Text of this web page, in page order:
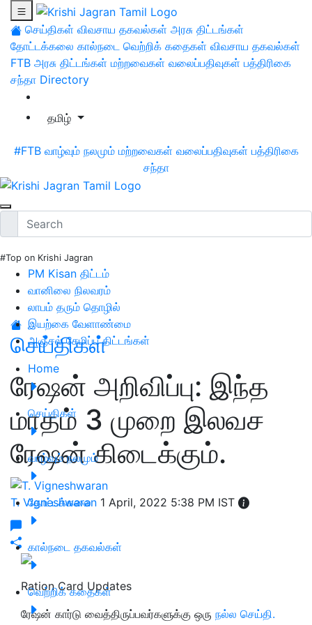
செய்திகள் விவசாய தகவல்கள் அரசு திட்டங்கள்
தோட்டக்கலை கால்நடை வெற்றிக் கதைகள் விவசாய தகவல்கள்
FTB அரசு திட்டங்கள் மற்றவைகள் வலைப்பதிவுகள் பத்திரிகை
சந்தா Directory
தமிழ்
#FTB வாழ்வும் நலமும் மற்றவைகள் வலைப்பதிவுகள் பத்திரிகை
சந்தா
#Top on Krishi Jagran
PM Kisan திட்டம்
வானிலை நிலவரம்
லாபம் தரும் தொழில்
இயற்கை வேளாண்மை
அஞ்சல் சேமிப்பு திட்டங்கள்
Home
செய்திகள்
வாழ்வும் நலமும்
தோட்டக்கலை
கால்நடை தகவல்கள்
வெற்றிக் கதைகள்
செய்திகள்
ரேஷன் அறிவிப்பு: இந்த
மாதம் 3 முறை இலவச
ரேஷன் கிடைக்கும்.
T. Vigneshwaran 1 April, 2022 5:38 PM IST
Ration Card Updates
ரேஷன் கார்டு வைத்திருப்பவர்களுக்கு ஒரு நல்ல செய்தி.